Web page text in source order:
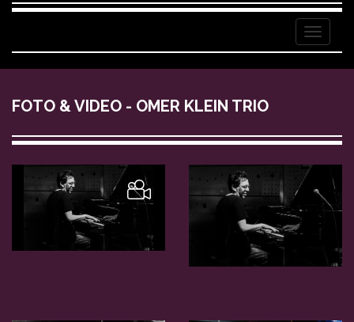
Menu
FOTO & VIDEO - OMER KLEIN TRIO